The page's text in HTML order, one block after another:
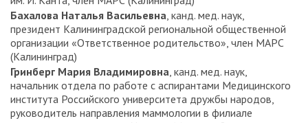
Бахалова Наталья Васильевна , канд. мед. наук,
президент Калининградской региональной общественной
организации «Ответственное родительство», член МАРС
(Калининград)
Гринберг Мария Владимировна , канд. мед. наук,
начальник отдела по работе с аспирантами Медицинского
института Российского университета дружбы народов,
руководитель направления маммологии в филиале